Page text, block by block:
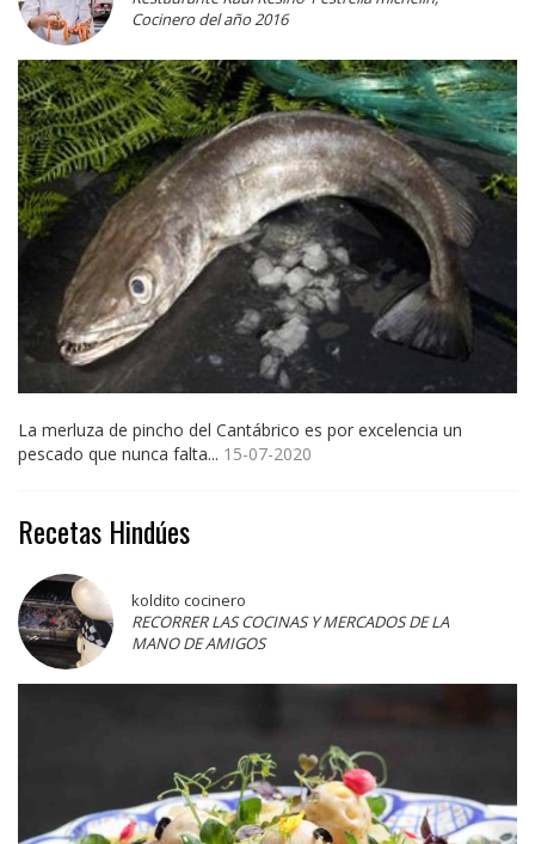
Cocinero del año 2016
La merluza de pincho del Cantábrico es por excelencia un
pescado que nunca falta... 15-07-2020
Recetas Hindúes
koldito cocinero
RECORRER LAS COCINAS Y MERCADOS DE LA
MANO DE AMIGOS